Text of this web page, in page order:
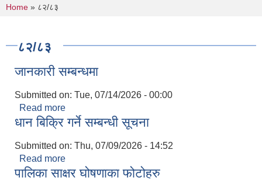
You are here
Home » ८२/८३
८२/८३
जानकारी सम्बन्धमा
Submitted on: Tue, 07/14/2026 - 00:00
Read more
धान बिक्रि गर्ने सम्बन्धी सूचना
Submitted on: Thu, 07/09/2026 - 14:52
Read more
पालिका साक्षर घोषणाका फोटोहरु